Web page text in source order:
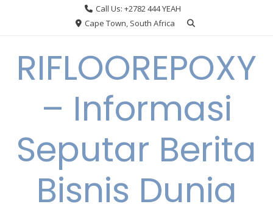
Call Us: +2782 444 YEAH
Cape Town, South Africa
RIFLOOREPOXY
– Informasi
Seputar Berita
Bisnis Dunia